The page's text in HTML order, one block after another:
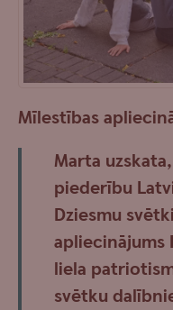
Mīlestības
Marta
piederību
Dziesmu
apliecinājums
liela
svētku